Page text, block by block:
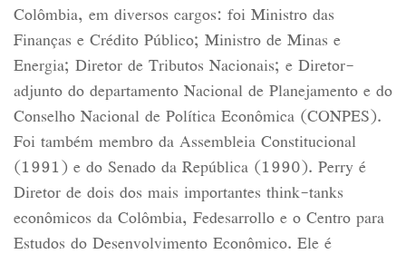
Colômbia, em diversos cargos: foi Ministro das
Finanças e Crédito Público; Ministro de Minas e
Energia; Diretor de Tributos Nacionais; e Diretor-
adjunto do departamento Nacional de Planejamento e do
Conselho Nacional de Política Econômica (CONPES).
Foi também membro da Assembleia Constitucional
(1991) e do Senado da República (1990). Perry é
Diretor de dois dos mais importantes think-tanks
econômicos da Colômbia, Fedesarrollo e o Centro para
Estudos do Desenvolvimento Econômico. Ele é